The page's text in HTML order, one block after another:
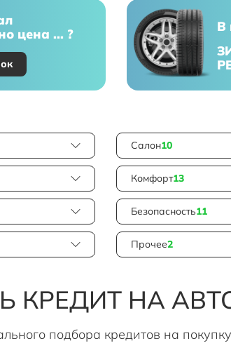
цена ... ?
В
Салон10
Комфорт13
Безопасность11
Прочее2
КРЕДИТ НА
подбора кредитов на